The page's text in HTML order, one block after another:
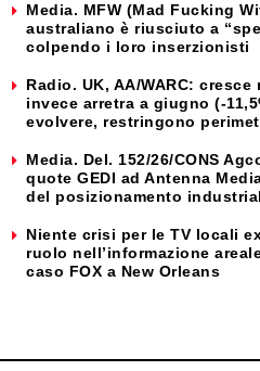
Media. MFW (Mad Fucking
australiano è riusciuto a
colpendo i loro inserzionisti
Radio. UK, AA/WARC:
invece arretra a giugno (-
evolvere, restringono
Media. Del. 152/26/CONS
quote GEDI ad Antenna
del posizionamento
Niente crisi per le TV locali
ruolo nell’informazione
caso FOX a New Orleans